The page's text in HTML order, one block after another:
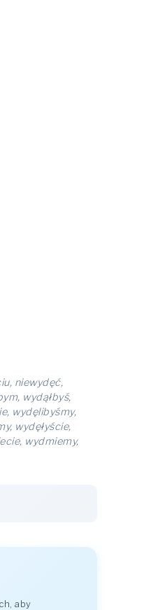
niewydęć,
wydąłbyś,
wydęlibyśmy,
wydęłyście,
wydmiemy,
aby